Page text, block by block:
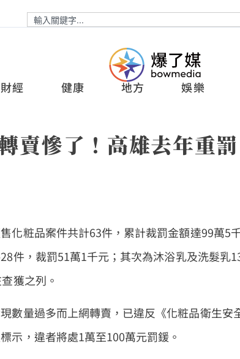
財經 健康 地方 娛樂
賣慘了！高雄去年重罰
化粧品案件共計63件，累計裁罰金額達99萬5
件，裁罰51萬1千元；其次為沐浴乳及洗髮乳
獲之列。
數量過多而上網轉賣，已違反《化粧品衛生安
示，違者將處1萬至100萬元罰鍰。